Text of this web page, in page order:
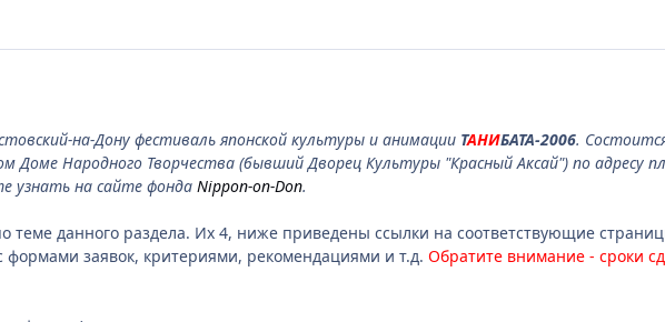
на-Дону фестиваль японской культуры и анимации ТАНИБАТА-2006.
Доме Народного Творчества (бывший Дворец Культуры "Красный Аксай") по адресу
узнать на сайте фонда Nippon-on-Don.
теме данного раздела. Их 4, ниже приведены ссылки на соответствующие
формами заявок, критериями, рекомендациями и т.д. Обратите внимание - сроки